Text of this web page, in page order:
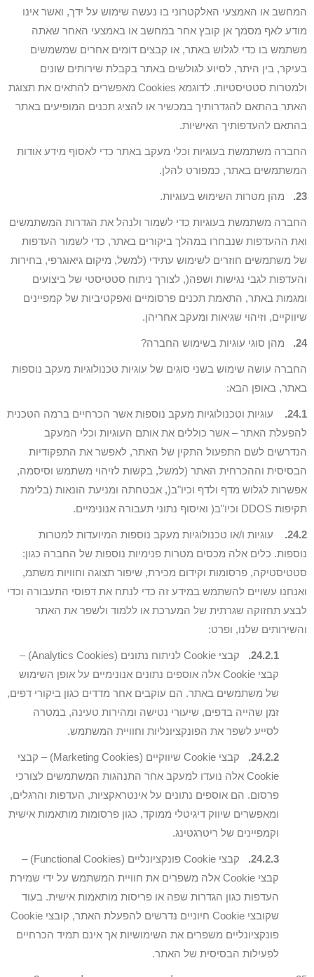
המחשב או האמצעי האלקטרוני בו נעשה שימוש על ידך, ואשר אינו
מודע לאף מסמך אן קובץ אחר במחשב או באמצעי האחר שאתה
משתמש בו כדי לגלוש באתר, או קבצים דומים אחרים שמשמשים
בעיקר, בין היתר, לסיוע לגולשים באתר בקבלת שירותים שונים
ולמטרות סטטיסטיות. לדוגמא Cookies מאפשרים להתאים את תצוגת
האתר בהתאם להגדרותיך במכשיר או להציג תכנים המופיעים באתר
בהתאם להעדפותיך האישיות.
החברה משתמשת בעוגיות וכלי מעקב באתר כדי לאסוף מידע אודות
המשתמשים באתר, כמפורט להלן.
23. מהן מטרות השימוש בעוגיות.
החברה משתמשת בעוגיות כדי לשמור ולנהל את הגדרות המשתמשים
ואת ההעדפות שנבחרו במהלך ביקורים באתר, כדי לשמור העדפות
של משתמשים חוזרים לשימוש עתידי (למשל, מיקום גיאוגרפי, בחירות
והעדפות לגבי נגישות ושפה(, לצורך ניתוח סטטיסטי של ביצועים
ומגמות באתר, התאמת תכנים פרסומיים ואפקטיביות של קמפיינים
שיווקיים, וזיהוי שגיאות ומעקב אחריהן.
24. מהן סוגי עוגיות בשימוש החברה?
החברה עושה שימוש בשני סוגים של עוגיות טכנולוגיות מעקב נוספות
באתר, באופן הבא:
24.1.
עוגיות וטכנולוגיות מעקב נוספות אשר הכרחיים ברמה הטכנית
להפעלת האתר – אשר כוללים את אותם העוגיות וכלי המעקב
הנדרשים לשם התפעול התקין של האתר, לאפשר את התפקודיות
הבסיסית וההכרחית האתר (למשל, בקשות לזיהוי משתמש וסיסמה,
אפשרות לגלוש מדף ולדף וכיו"ב(, אבטחתה ומניעת הונאות (בלימת
תקיפות DDOS וכיו"ב( ואיסוף נתוני תעבורה אנונימיים.
24.2.
עוגיות ו/או טכנולוגיות מעקב נוספות המיועדות למטרות
נוספות. כלים אלה מכסים מטרות פנימיות נוספות של החברה כגון:
סטטיסטיקה, פרסומות וקידום מכירת, שיפור תצוגה וחוויות משתמ,
ואנחנו עשויים להשתמש במידע זה כדי לנתח את דפוסי התעבורה וכדי
לבצע תחזוקה שגרתית של המערכת או ללמוד ולשפר את האתר
והשירותים שלנו, ופרט:
24.2.1.
קבצי Cookie לניתוח נתונים (Analytics Cookies) –
קבצי Cookie אלה אוספים נתונים אנונימיים על אופן השימוש
של משתמשים באתר. הם עוקבים אחר מדדים כגון ביקורי דפים,
זמן שהייה בדפים, שיעורי נטישה ומהירות טעינה, במטרה
לסייע לשפר את הפונקציונליות וחוויית המשתמש.
24.2.2.
קבצי Cookie שיווקיים (Marketing Cookies) – קבצי
Cookie אלה נועדו למעקב אחר התנהגות המשתמשים לצורכי
פרסום. הם אוספים נתונים על אינטראקציות, העדפות והרגלים,
ומאפשרים שיווק דיגיטלי ממוקד, כגון פרסומות מותאמות אישית
וקמפיינים של ריטרגטינג.
24.2.3.
קבצי Cookie פונקציונליים (Functional Cookies) –
קבצי Cookie אלה משפרים את חוויית המשתמש על ידי שמירת
העדפות כגון הגדרות שפה או פריסות מותאמות אישית. בעוד
שקובצי Cookie חיוניים נדרשים להפעלת האתר, קובצי Cookie
פונקציונליים משפרים את השימושיות אך אינם תמיד הכרחיים
לפעילות הבסיסית של האתר.